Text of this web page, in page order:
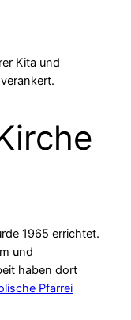
Kita und
1965 errichtet.
und
haben dort
Pfarrei